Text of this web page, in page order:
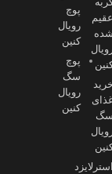
عقیم
شده
خرید
سگ
استرلایزد
پوچ
رویال
کنین
پوچ
سگ
رویال
کنین